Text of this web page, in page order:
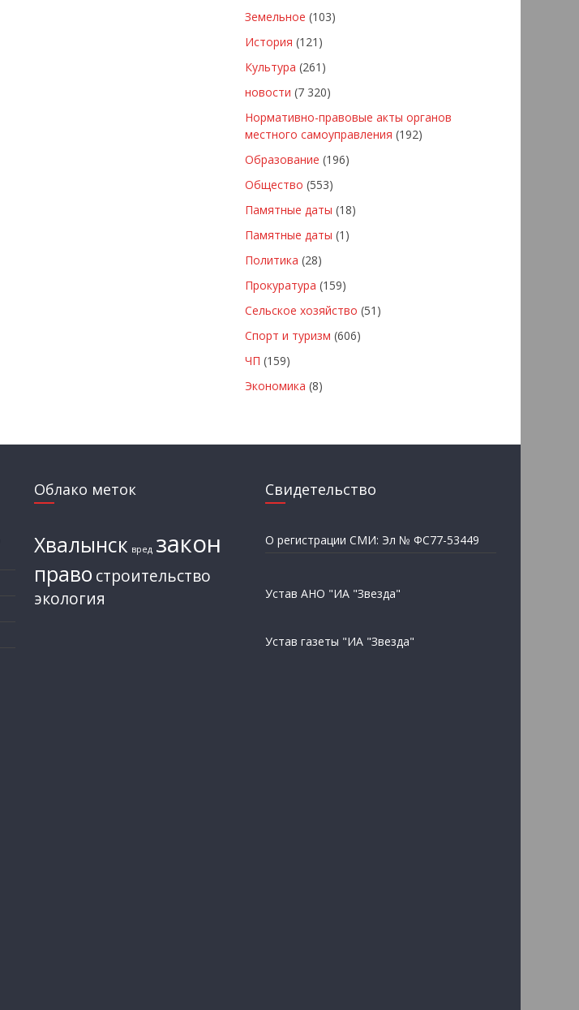
Земельное (103)
История (121)
Культура (261)
новости (7 320)
Нормативно-правовые акты органов
местного самоуправления (192)
Образование (196)
Общество (553)
Памятные даты (18)
Памятные даты (1)
Политика (28)
Прокуратура (159)
Сельское хозяйство (51)
Спорт и туризм (606)
ЧП (159)
Экономика (8)
Облако меток
Хвалынск вред закон
право строительство
экология
Свидетельство
О регистрации СМИ: Эл № ФС77-53449
Устав АНО "ИА "Звезда"
Устав газеты "ИА "Звезда"